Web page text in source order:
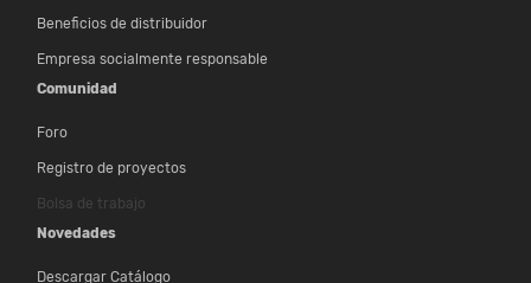
Beneficios de distribuidor
Empresa socialmente responsable
Comunidad
Foro
Registro de proyectos
Bolsa de trabajo
Novedades
Descargar Catálogo